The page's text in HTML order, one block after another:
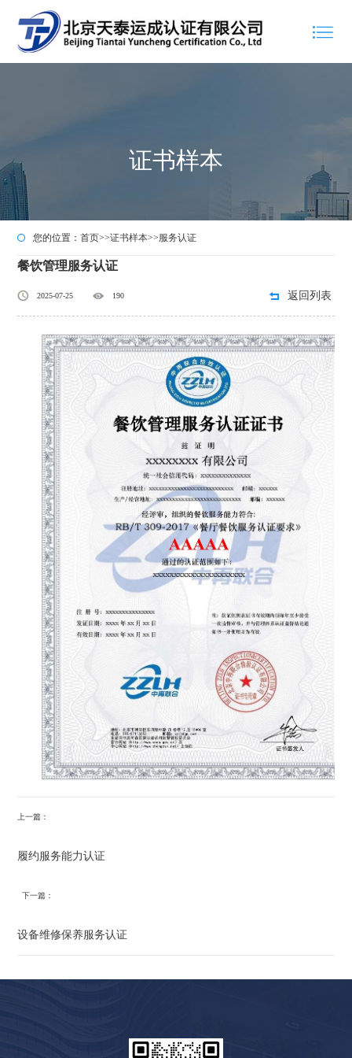
证书样本
您的位置：首页>>证书样本>>服务认证
餐饮管理服务认证
2025-07-25 190 返回列表
上一篇：
履约服务能力认证
下一篇：
设备维修保养服务认证